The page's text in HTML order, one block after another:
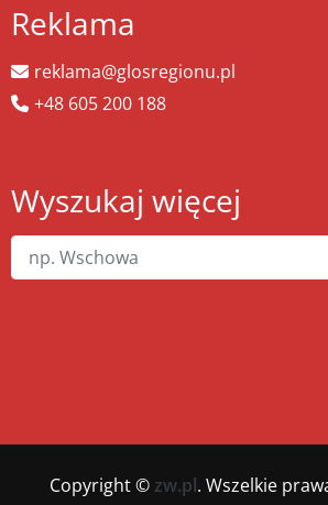
Reklama
reklama@glosregionu.pl
+48 605 200 188
Wyszukaj więcej
Copyright © zw.pl. Wszelkie